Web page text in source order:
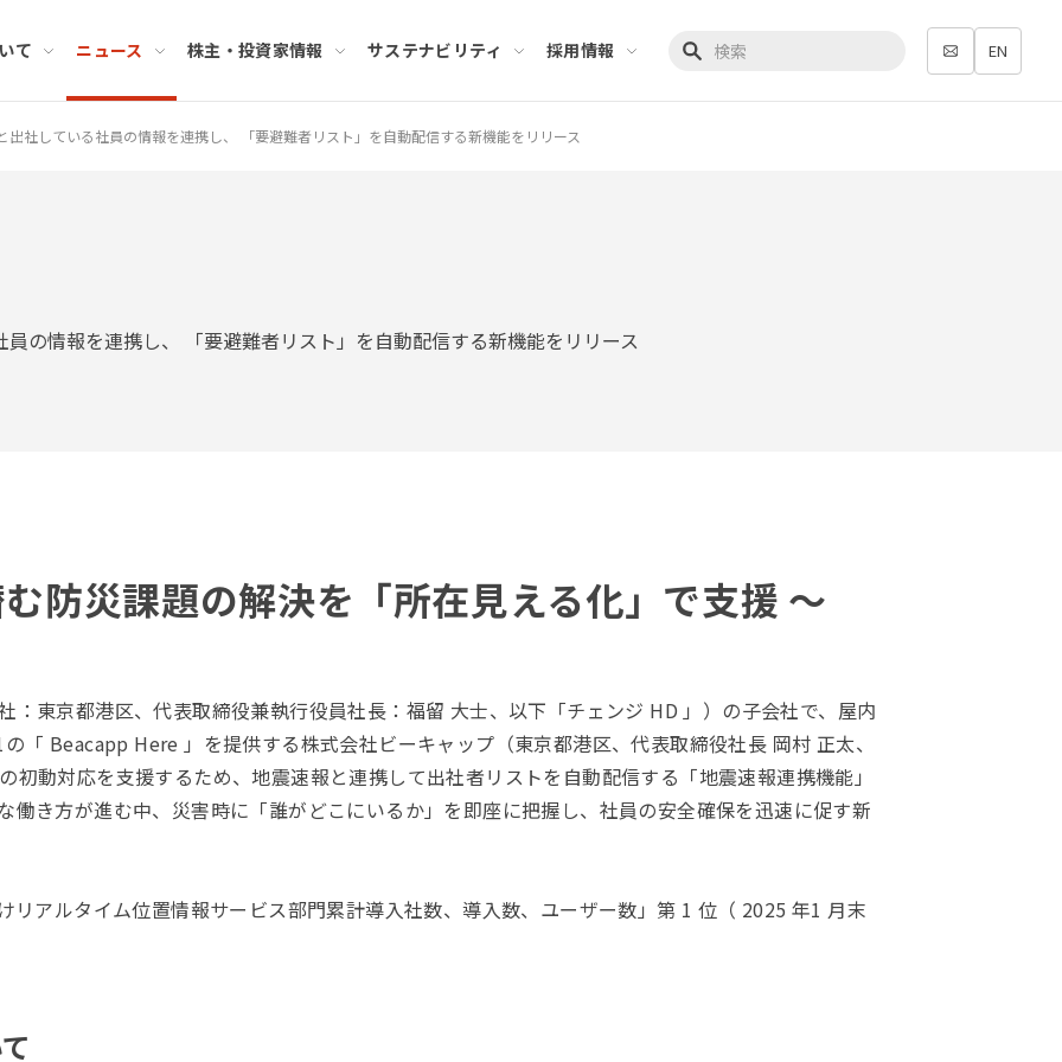
て ニュース 株主・投資家情報 サステナビリティ 採用情報
検索キーワード入力
EN
出社している社員の情報を連携し、 「要避難者リスト」を自動配信する新機能をリリース
の情報を連携し、 「要避難者リスト」を自動配信する新機能をリリース
防災課題の解決を「所在見える化」で支援 ～
：東京都港区、代表取締役兼執行役員社長：福留 大士、以下「チェンジ HD 」）の子会社で、屋内
「 Beacapp Here 」を提供する株式会社ビーキャップ（東京都港区、代表取締役社長 岡村 正太、
初動対応を支援するため、地震速報と連携して出社者リストを自動配信する「地震速報連携機能」
働き方が進む中、災害時に「誰がどこにいるか」を即座に把握し、社員の安全確保を迅速に促す新
アルタイム位置情報サービス部門累計導入社数、導入数、ユーザー数」第 1 位（ 2025 年1 月末